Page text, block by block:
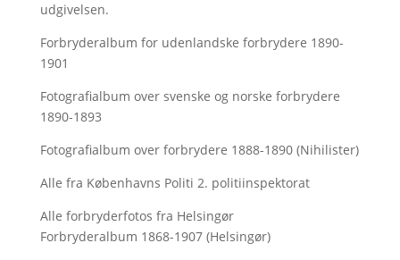
udgivelsen.
Forbryderalbum for udenlandske forbrydere 1890-
1901
Fotografialbum over svenske og norske forbrydere
1890-1893
Fotografialbum over forbrydere 1888-1890 (Nihilister)
Alle fra Københavns Politi 2. politiinspektorat
Alle forbryderfotos fra Helsingør
Forbryderalbum 1868-1907 (Helsingør)